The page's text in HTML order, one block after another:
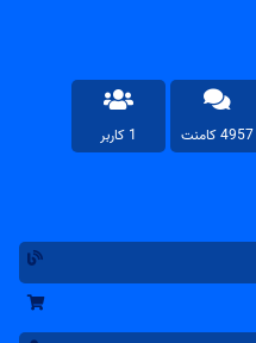
4957 کامنت 1 کاربر